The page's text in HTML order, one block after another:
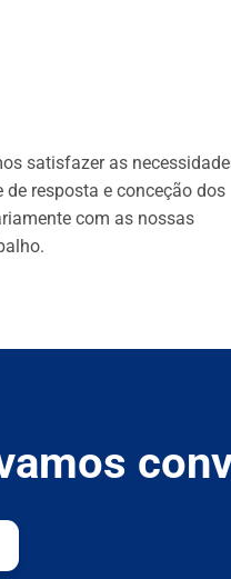
satisfazer as
resposta e conceção dos
com as nossas